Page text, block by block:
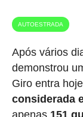
AUTOESTRADA
Após vários
demonstrou
Giro entra
considerada
apenas 151